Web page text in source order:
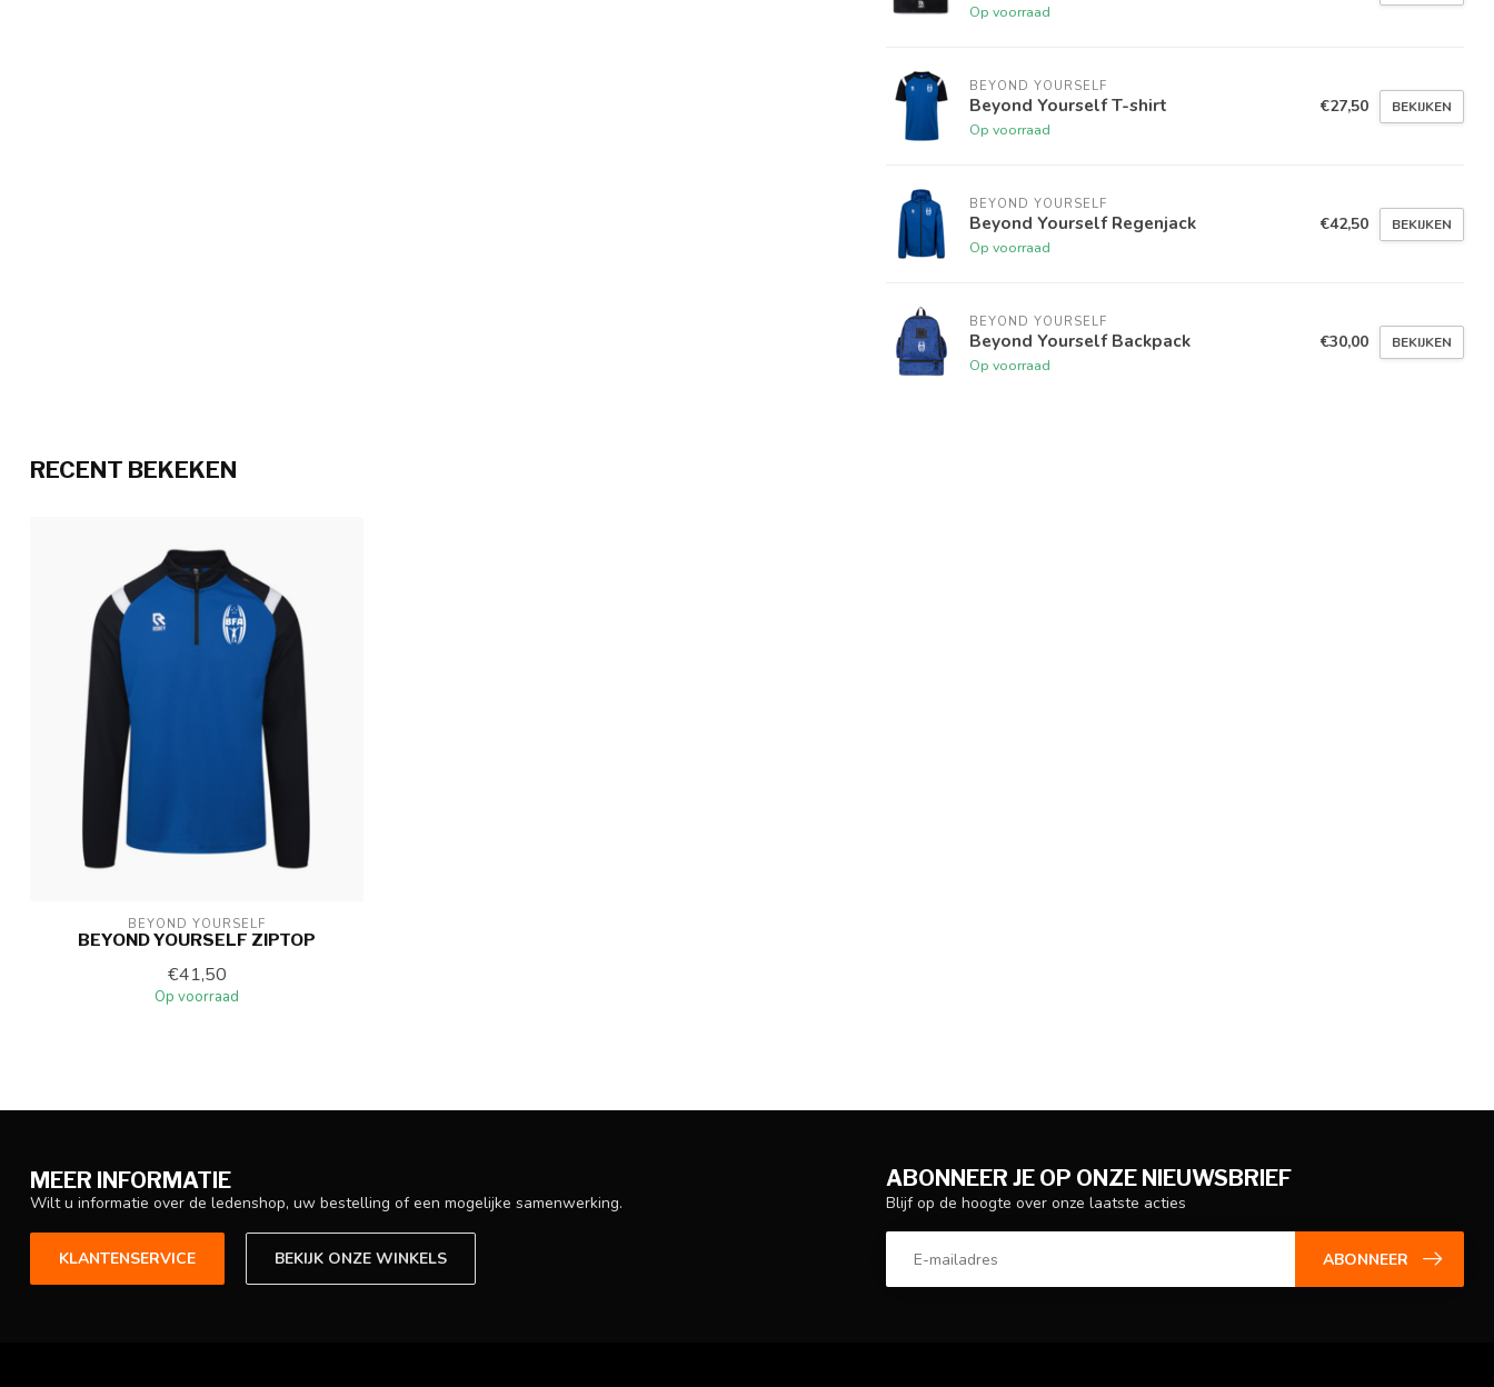
Op voorraad
BEYOND YOURSELF
Beyond Yourself T-shirt
Op voorraad
€27,50 BEKIJKEN
BEYOND YOURSELF
Beyond Yourself Regenjack
Op voorraad
€42,50 BEKIJKEN
BEYOND YOURSELF
Beyond Yourself Backpack
Op voorraad
€30,00 BEKIJKEN
RECENT BEKEKEN
BEYOND YOURSELF
BEYOND YOURSELF ZIPTOP
€41,50
Op voorraad
MEER INFORMATIE
Wilt u informatie over de ledenshop, uw bestelling of een mogelijke samenwerking.
KLANTENSERVICE BEKIJK ONZE WINKELS
ABONNEER JE OP ONZE NIEUWSBRIEF
Blijf op de hoogte over onze laatste acties
ABONNEER